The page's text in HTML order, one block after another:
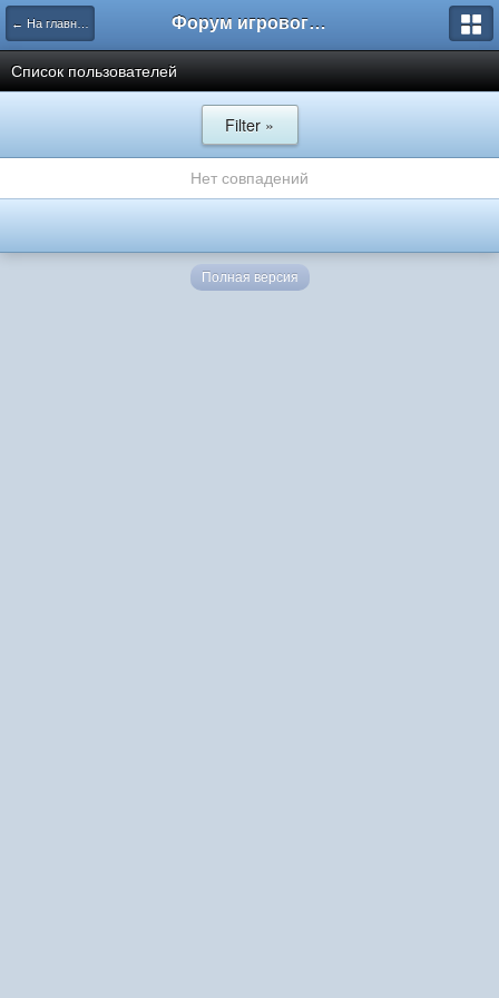
← На главную Форум игрового проекта Riverrise
Список пользователей
Filter »
Нет совпадений
Полная версия